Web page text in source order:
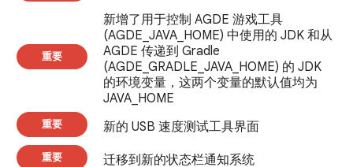
重要
新增了用于控制 AGDE 游戏工具
(AGDE_JAVA_HOME) 中使用的 JDK 和从
AGDE 传递到 Gradle
(AGDE_GRADLE_JAVA_HOME) 的 JDK
的环境变量，这两个变量的默认值均为
JAVA_HOME
重要 新的 USB 速度测试工具界面
重要 迁移到新的状态栏通知系统